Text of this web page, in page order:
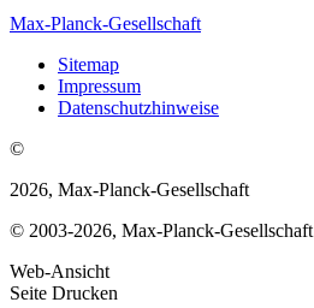
Max-Planck-Gesellschaft
Sitemap
Impressum
Datenschutzhinweise
©
2026, Max-Planck-Gesellschaft
© 2003-2026, Max-Planck-Gesellschaft
Web-Ansicht
Seite Drucken